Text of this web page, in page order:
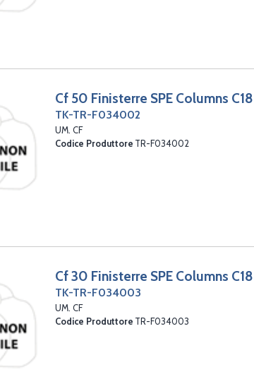
Cf 50 Finisterre SPE Columns
TK-TR-F034002
UM. CF
Codice Produttore TR-F034002
Cf 30 Finisterre SPE Columns
TK-TR-F034003
UM. CF
Codice Produttore TR-F034003